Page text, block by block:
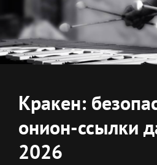
Кракен:
онион-ссылки
2026